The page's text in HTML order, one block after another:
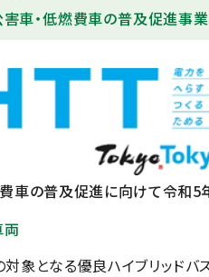
車・低燃費車の普及促進事
車の普及促進に向けて令和
象となる優良ハイブリッドバ